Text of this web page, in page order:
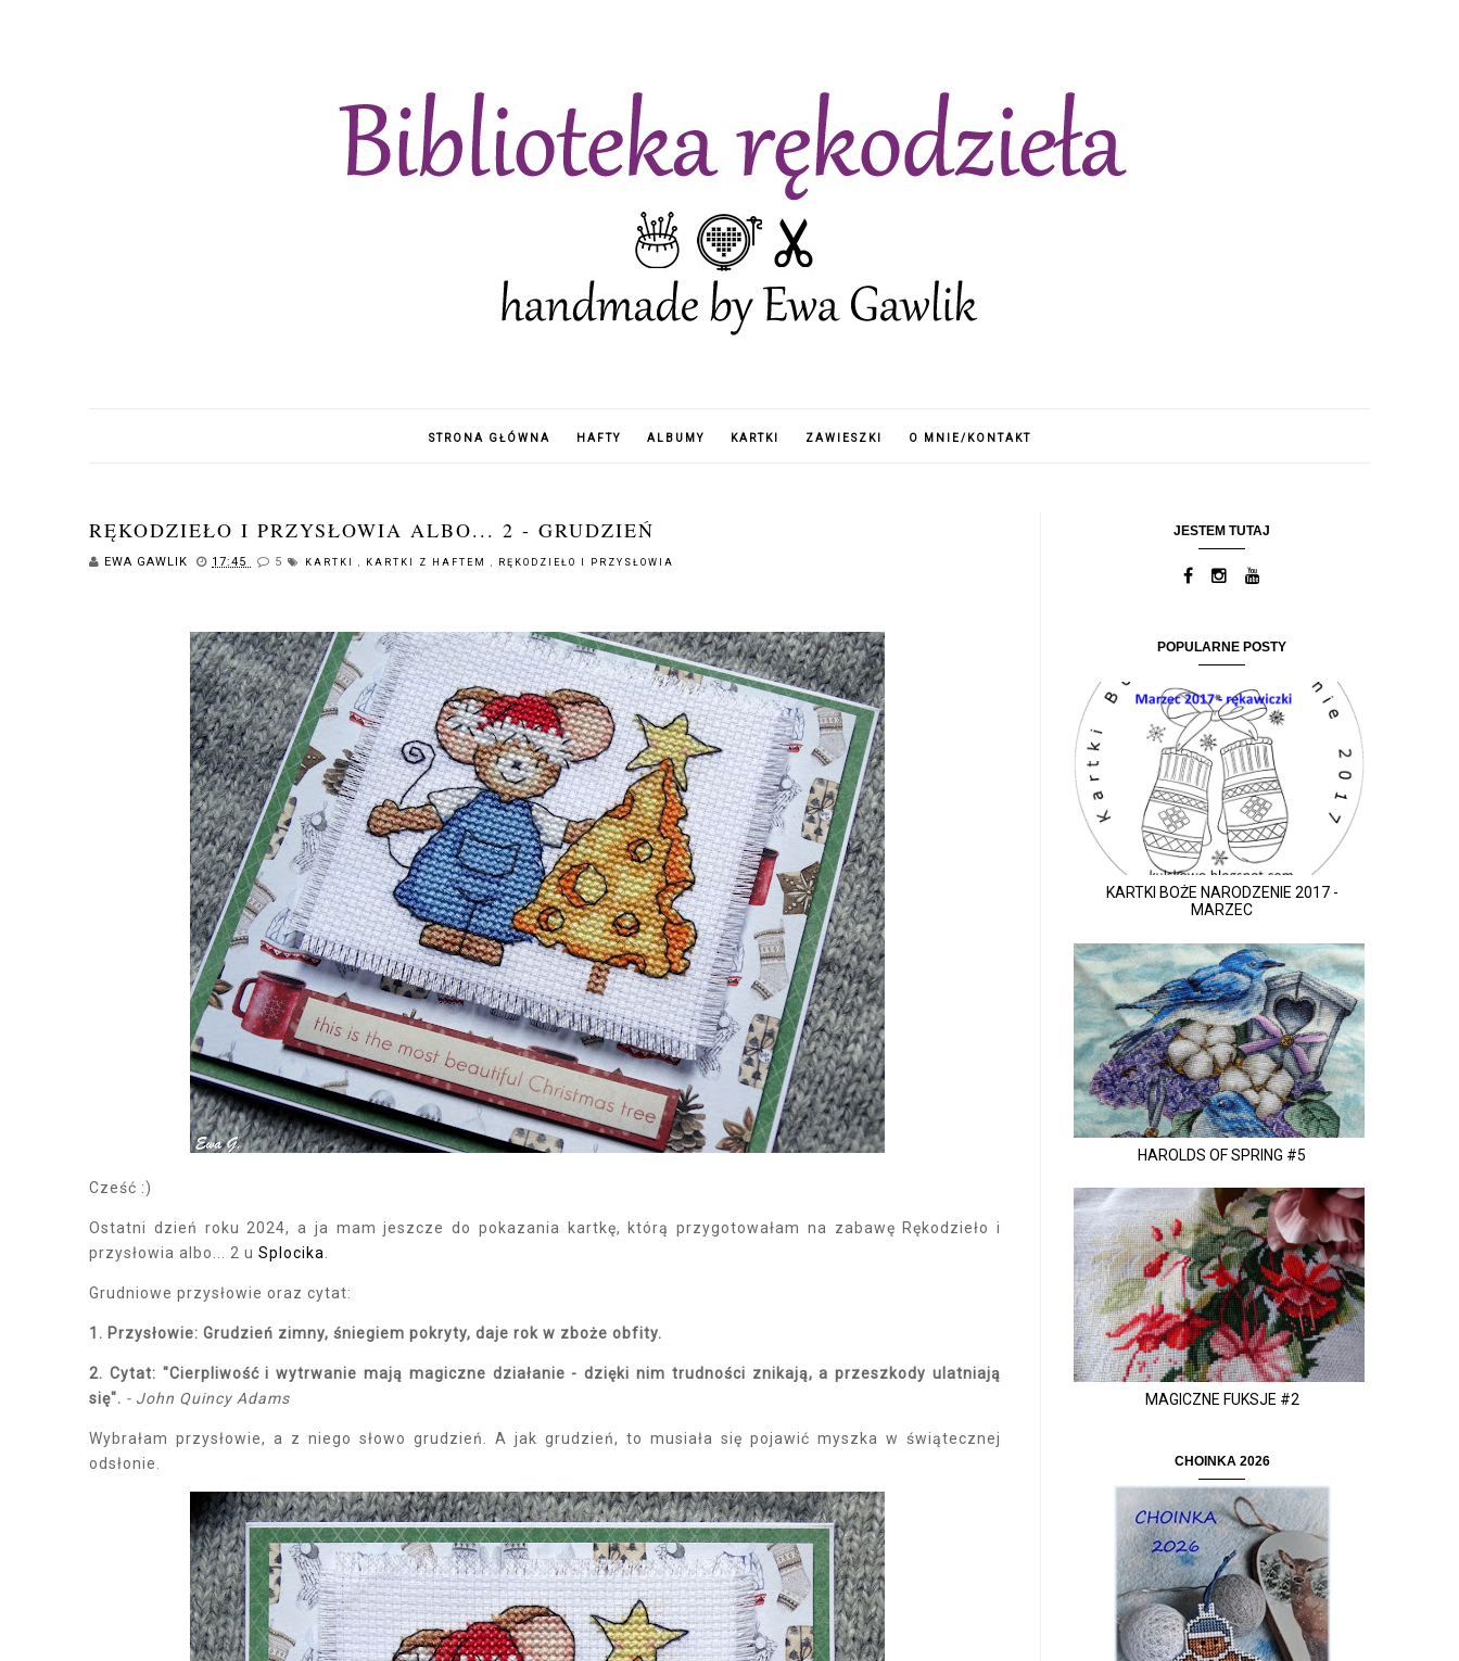
STRONA GŁÓWNA HAFTY ALBUMY KARTKI ZAWIESZKI O MNIE/KONTAKT
RĘKODZIEŁO I PRZYSŁOWIA ALBO... 2 - GRUDZIEŃ
EWA GAWLIK 17:45 5 KARTKI , KARTKI Z HAFTEM , RĘKODZIEŁO I PRZYSŁOWIA
Cześć :)
Ostatni dzień roku 2024, a ja mam jeszcze do pokazania kartkę, którą przygotowałam na zabawę Rękodzieło i
przysłowia albo... 2 u Splocika
Grudniowe przysłowie oraz cytat:
1. Przysłowie: Grudzień zimny, śniegiem pokryty, daje rok w zboże obfity.
2. Cytat: "Cierpliwość i wytrwanie mają magiczne działanie - dzięki nim trudności znikają, a przeszkody ulatniają
się". - John Quincy Adams
Wybrałam przysłowie, a z niego słowo grudzień. A jak grudzień, to musiała się pojawić myszka w świątecznej
odsłonie.
JESTEM TUTAJ
POPULARNE POSTY
KARTKI BOŻE NARODZENIE 2017 -
MARZEC
HAROLDS OF SPRING #5
MAGICZNE FUKSJE #2
CHOINKA 2026